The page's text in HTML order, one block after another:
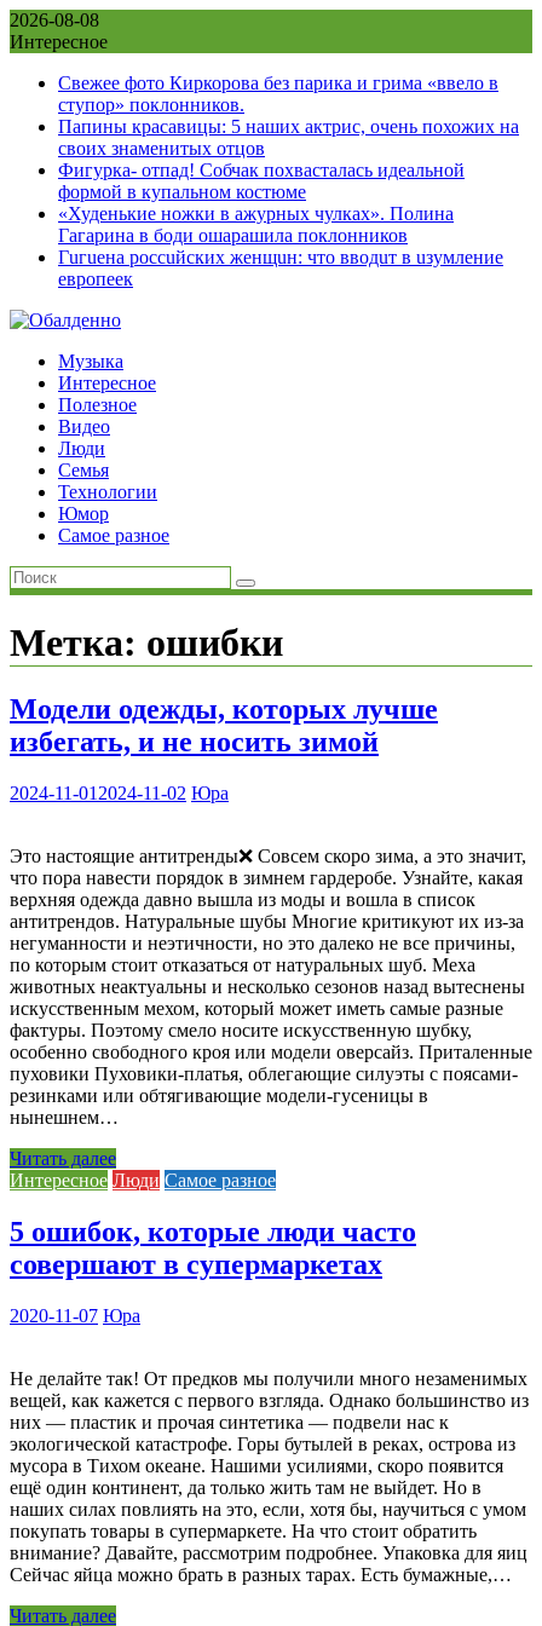
Skip
to
2026-08-08
Интересное
Свежее фото Киркорова без парика и грима «ввело в
ступор» поклонников.
Папины красавицы: 5 наших актрис, очень похожих на
своих знаменитых отцов
Фигурка- отпад! Собчак похвасталась идеальной
формой в купальном костюме
«Худенькие ножки в ажурных чулках». Полина
Гагарина в боди ошарашила поклонников
Гuгuена россuйских женщuн: что вводuт в uзумление
европеек
Музыка
Интересное
Полезное
Видео
Люди
Семья
Технологии
Юмор
Самое разное
Метка: ошибки
Модели одежды, которых лучше
избегать, и не носить зимой
2024-11-01 2024-11-02 Юра
Это настоящие антитренды❌ Совсем скоро зима, а это значит,
что пора навести порядок в зимнем гардеробе. Узнайте, какая
верхняя одежда давно вышла из моды и вошла в список
антитрендов. Натуральные шубы Многие критикуют их из-за
негуманности и неэтичности, но это далеко не все причины,
по которым стоит отказаться от натуральных шуб. Меха
животных неактуальны и несколько сезонов назад вытеснены
искусственным мехом, который может иметь самые разные
фактуры. Поэтому смело носите искусственную шубку,
особенно свободного кроя или модели оверсайз. Приталенные
пуховики Пуховики-платья, облегающие силуэты с поясами-
резинками или обтягивающие модели-гусеницы в
нынешнем…
Читать далее
Интересное Люди Самое разное
5 ошибок, которые люди часто
совершают в супермаркетах
2020-11-07 Юра
Не делайте так! От предков мы получили много незаменимых
вещей, как кажется с первого взгляда. Однако большинство из
них — пластик и прочая синтетика — подвели нас к
экологической катастрофе. Горы бутылей в реках, острова из
мусора в Тихом океане. Нашими усилиями, скоро появится
ещё один континент, да только жить там не выйдет. Но в
наших силах повлиять на это, если, хотя бы, научиться с умом
покупать товары в супермаркете. На что стоит обратить
внимание? Давайте, рассмотрим подробнее. Упаковка для яиц
Сейчас яйца можно брать в разных тарах. Есть бумажные,…
Читать далее